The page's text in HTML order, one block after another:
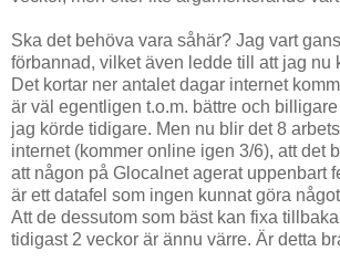
Ska det behöva vara såhär? Jag vart
förbannad, vilket även ledde till att jag nu
Det kortar ner antalet dagar internet
är väl egentligen t.o.m. bättre och
jag körde tidigare. Men nu blir det 8
internet (kommer online igen 3/6), att det
att någon på Glocalnet agerat uppenbart
är ett datafel som ingen kunnat göra
Att de dessutom som bäst kan fixa
tidigast 2 veckor är ännu värre. Är detta